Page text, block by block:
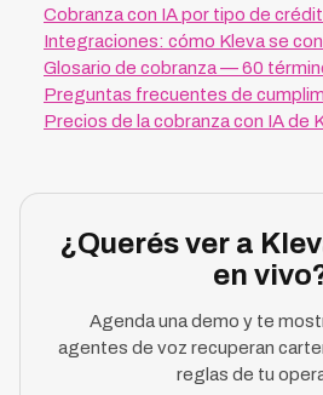
Cobranza con IA por tipo de
Integraciones: cómo Kleva se
Glosario de cobranza — 60
Preguntas frecuentes de
Precios de la cobranza con IA de
¿Querés ver a
en
Agenda una demo y te
agentes de voz recuperan
reglas de tu